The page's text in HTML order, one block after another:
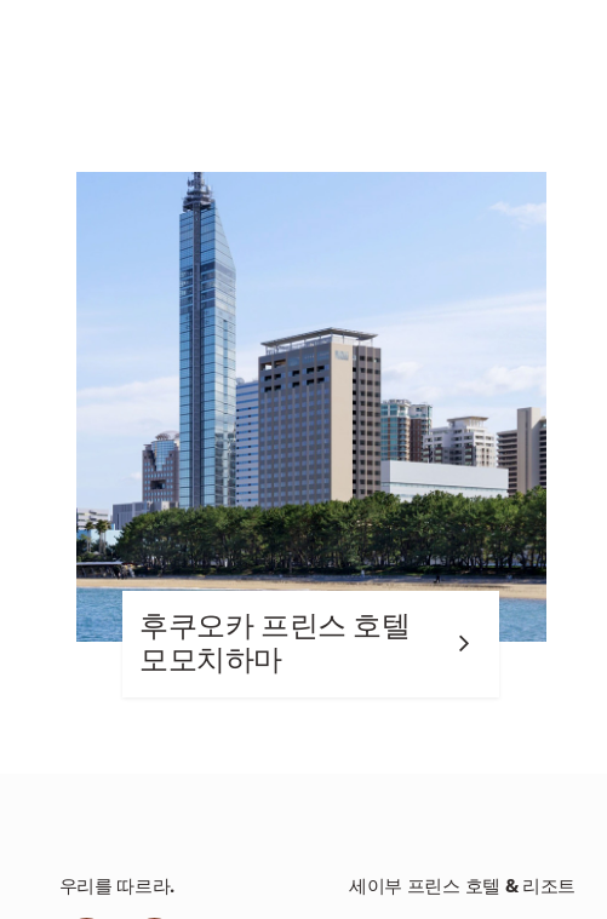
후쿠오카 프린스 호텔
모모치하마
우리를 따르라. 세이부 프린스 호텔 & 리조트